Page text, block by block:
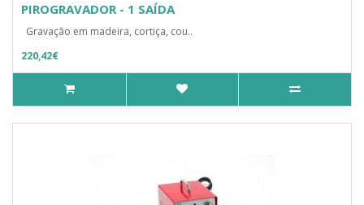
PIROGRAVADOR - 1 SAÍDA
Gravação em madeira, cortiça, cou..
220,42€